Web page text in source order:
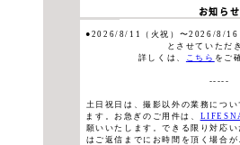
お知らせ
●2026/8/11（火祝）〜2026/8/16
とさせていただ
詳しくは、
こちら をご
-----
土日祝日は、撮影以外の業務につ
ます。お急ぎのご用件は、
願いいたします。できる限り対応
はご返信までにお時間を頂く場合